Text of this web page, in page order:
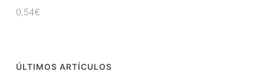
0,54€
ÚLTIMOS ARTÍCULOS